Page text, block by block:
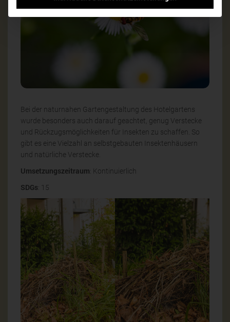
Bei der naturnahen Gartengestaltung des Hotelgartens
wurde besonders auch darauf geachtet, genug Verstecke
und Rückzugsmöglichkeiten für Insekten zu schaffen. So
gibt es eine Vielzahl an selbstgebauten Insektenhäusern
und natürliche Verstecke.
Umsetzungszeitraum: Kontinuierlich
SDGs: 15